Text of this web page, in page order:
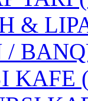
&
/
KAFE